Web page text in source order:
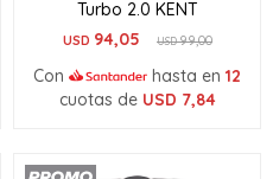
Turbo 2.0 KENT
USD 94,05 USD99,00
Con hasta en 12
cuotas de USD 7,84